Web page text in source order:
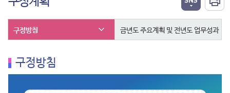
구정방침 금년도 주요계획 및 전년도 업무성과
구정방침